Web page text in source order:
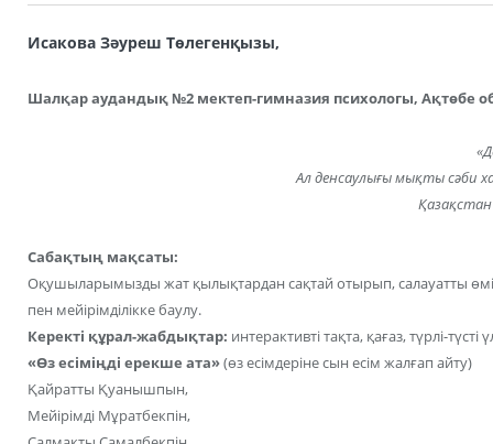
Исакова Зәуреш Төлегенқызы,
Шалқар аудандық №2 мектеп-гимназия психологы, Ақтөбе
Ал денсаулығы мықты сәби
Сабақтың мақсаты:
Оқушыларымызды жат қылықтардан сақтай отырып, салауатты өмір
пен мейірімділікке баулу.
Керекті құрал-жабдықтар: интерактивті тақта, қағаз, түрлі-
«Өз есіміңді ерекше ата»(өз есімдеріне сын есім жалғап айту)
Қайратты Қуанышпын,
Мейірімді Мұратбекпін,